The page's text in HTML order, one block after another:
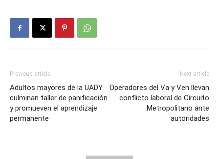
Previous article
Adultos mayores de la UADY
culminan taller de panificación
y promueven el aprendizaje
permanente
Next article
Operadores del Va y Ven llevan
conflicto laboral de Circuito
Metropolitano ante
autoridades